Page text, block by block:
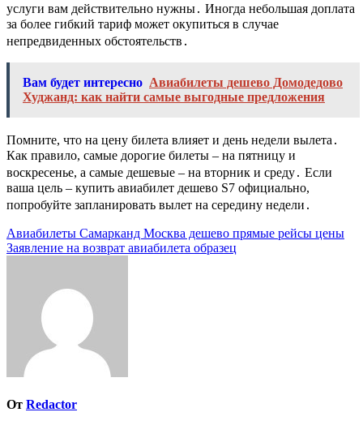
услуги вам действительно нужны․ Иногда небольшая доплата
за более гибкий тариф может окупиться в случае
непредвиденных обстоятельств․
Вам будет интересно Авиабилеты дешево Домодедово
Худжанд: как найти самые выгодные предложения
Помните, что на цену билета влияет и день недели вылета․
Как правило, самые дорогие билеты – на пятницу и
воскресенье, а самые дешевые – на вторник и среду․ Если
ваша цель – купить авиабилет дешево S7 официально,
попробуйте запланировать вылет на середину недели․
Навигация
по
Авиабилеты Самарканд Москва дешево прямые рейсы цены
Заявление на возврат авиабилета образец
От Redactor